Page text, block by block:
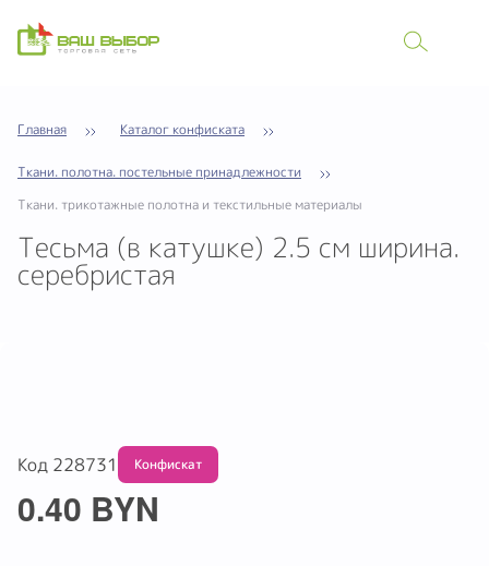
Главная Каталог конфиската
Ткани. полотна. постельные принадлежности
Ткани. трикотажные полотна и текстильные материалы
Тесьма (в катушке) 2.5 см ширина.
серебристая
Код 228731Обмену и возврату не подлежит
0.40 BYN